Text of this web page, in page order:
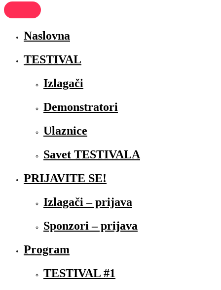
Naslovna
TESTIVAL
Izlagači
Demonstratori
Ulaznice
Savet TESTIVALA
PRIJAVITE SE!
Izlagači – prijava
Sponzori – prijava
Program
TESTIVAL #1